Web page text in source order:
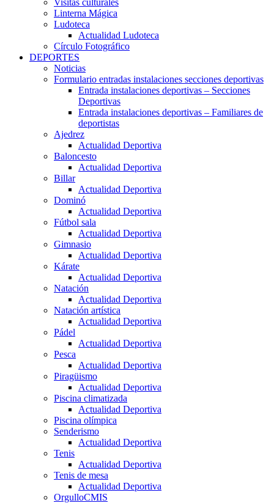
Visitas culturales
Linterna Mágica
Ludoteca
Actualidad Ludoteca
Círculo Fotográfico
DEPORTES
Noticias
Formulario entradas instalaciones secciones deportivas
Entrada instalaciones deportivas – Secciones
Deportivas
Entrada instalaciones deportivas – Familiares de
deportistas
Ajedrez
Actualidad Deportiva
Baloncesto
Actualidad Deportiva
Billar
Actualidad Deportiva
Dominó
Actualidad Deportiva
Fútbol sala
Actualidad Deportiva
Gimnasio
Actualidad Deportiva
Kárate
Actualidad Deportiva
Natación
Actualidad Deportiva
Natación artística
Actualidad Deportiva
Pádel
Actualidad Deportiva
Pesca
Actualidad Deportiva
Piragüismo
Actualidad Deportiva
Piscina climatizada
Actualidad Deportiva
Piscina olímpica
Senderismo
Actualidad Deportiva
Tenis
Actualidad Deportiva
Tenis de mesa
Actualidad Deportiva
OrgulloCMIS